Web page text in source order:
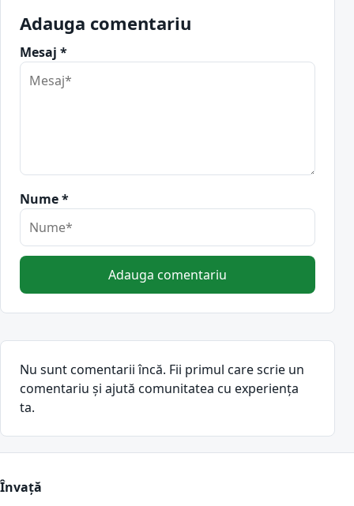
Adauga comentariu
Mesaj *
Nume *
Adauga comentariu
Nu sunt comentarii încă. Fii primul care scrie un
comentariu și ajută comunitatea cu experiența
ta.
Învață